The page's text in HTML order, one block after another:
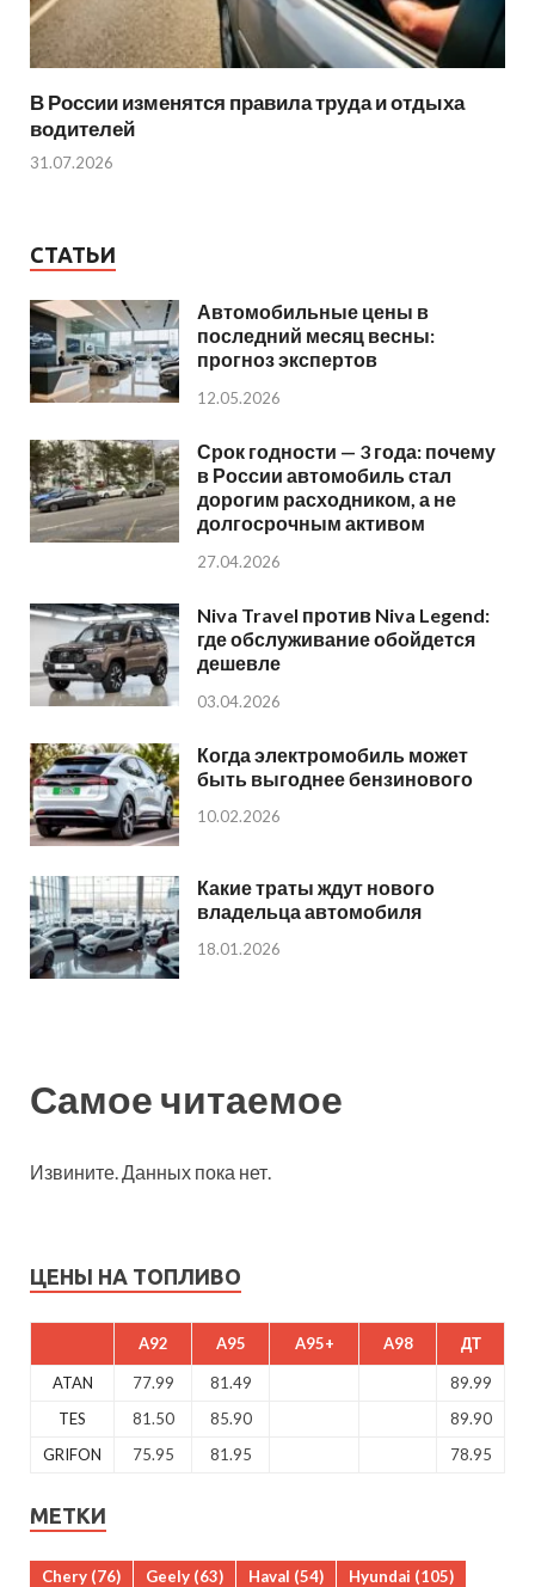
В России изменятся правила труда и отдыха
водителей
31.07.2026
СТАТЬИ
Автомобильные цены в
последний месяц весны:
прогноз экспертов
12.05.2026
Срок годности — 3 года: почему
в России автомобиль стал
дорогим расходником, а не
долгосрочным активом
27.04.2026
Niva Travel против Niva Legend:
где обслуживание обойдется
дешевле
03.04.2026
Когда электромобиль может
быть выгоднее бензинового
10.02.2026
Какие траты ждут нового
владельца автомобиля
18.01.2026
Самое читаемое
Извините. Данных пока нет.
ЦЕНЫ НА ТОПЛИВО
A92 A95 A95+ A98 ДТ
ATAN 77.99 81.49
89.99
TES
81.50 85.90
89.90
GRIFON
75.95 81.95 78.95
МЕТКИ
Chery (76) Geely (63) Haval (54) Hyundai (105)